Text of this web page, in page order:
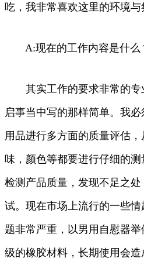
吃，我非常喜欢这里的环境与
A:现在的工作内容是什么
其实工作的要求非常的专
启事当中写的那样简单。我
用品进行多方面的质量评估
味，颜色等都要进行仔细的
检测产品质量，发现不足之
试。现在市场上流行的一些
题非常严重，以男用自慰器
级的橡胶材料，长期使用会